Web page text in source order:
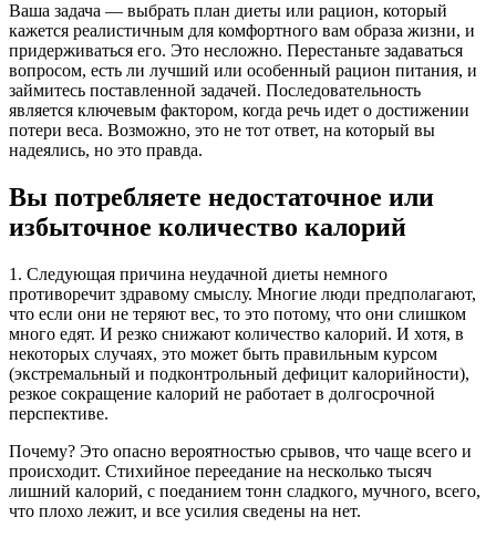
Ваша задача — выбрать план диеты или рацион, который
кажется реалистичным для комфортного вам образа жизни, и
придерживаться его. Это несложно. Перестаньте задаваться
вопросом, есть ли лучший или особенный рацион питания, и
займитесь поставленной задачей. Последовательность
является ключевым фактором, когда речь идет о достижении
потери веса. Возможно, это не тот ответ, на который вы
надеялись, но это правда.
Вы потребляете недостаточное или
избыточное количество калорий
1. Следующая причина неудачной диеты немного
противоречит здравому смыслу. Многие люди предполагают,
что если они не теряют вес, то это потому, что они слишком
много едят. И резко снижают количество калорий. И хотя, в
некоторых случаях, это может быть правильным курсом
(экстремальный и подконтрольный дефицит калорийности),
резкое сокращение калорий не работает в долгосрочной
перспективе.
Почему? Это опасно вероятностью срывов, что чаще всего и
происходит. Стихийное переедание на несколько тысяч
лишний калорий, с поеданием тонн сладкого, мучного, всего,
что плохо лежит, и все усилия сведены на нет.